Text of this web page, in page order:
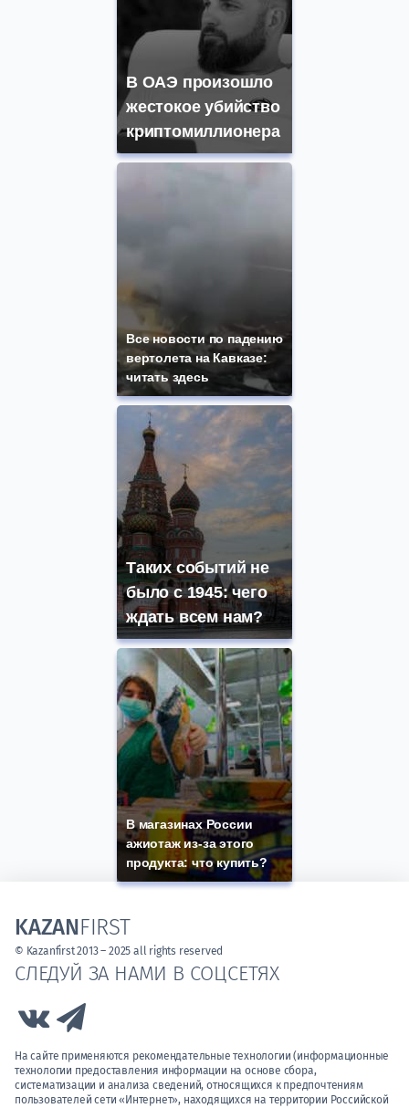
В ОАЭ произошло
жестокое убийство
криптомиллионера
Все новости по падению
вертолета на Кавказе:
читать здесь
Таких событий не
было с 1945: чего
ждать всем нам?
В магазинах России
ажиотаж из-за этого
продукта: что купить?
СЛЕДУЙ ЗА НАМИ В СОЦСЕТЯХ
Link to Vk
На сайте применяются рекомендательные технологии (информационные
технологии предоставления информации на основе сбора,
систематизации и анализа сведений, относящихся к предпочтениям
пользователей сети «Интернет», находящихся на территории Российской
KAZANFIRST
© Kazanfirst 2013 – 2025 all rights reserved